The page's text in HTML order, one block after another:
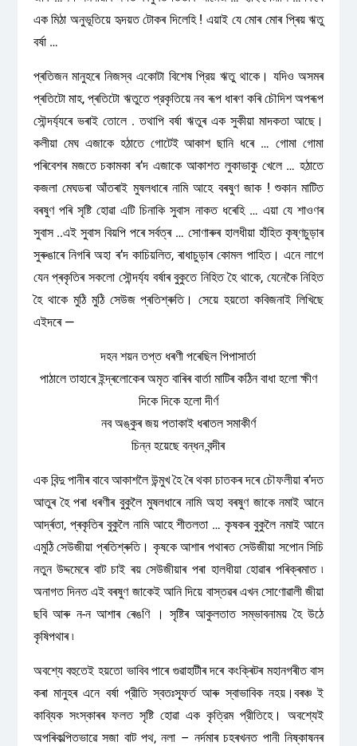
এক মিঠা অনুভূতিয়ে হৃদয়ত টোকৰ দিলেহি ! এয়াই যে মোৰ মোৰ প্ৰিয় ঋতু
বর্ষা …
প্ৰতিজন মানুহৰে নিজস্ব একোটা বিশেষ প্রিয় ঋতু থাকে। যদিও অসমৰ
প্ৰতিটো মাহ, প্ৰতিটো ঋতুতে প্রকৃতিয়ে নব ৰূপ ধাৰণ কৰি চৌদিশ অপৰূপ
সৌন্দৰ্য্যৰে ভৰাই তোলে . তথাপি বর্ষা ঋতুৰ এক সুকীয়া মাদকতা আছে।
কলীয়া মেঘ এজাকে হঠাতে গোটেই আকাশ ছানি ধৰে … গোমা গোমা
পৰিবেশৰ মজতে চকামকা ৰ’দ এজাকে আকাশত লুকাভাকু খেলে … হঠাতে
কজলা মেঘডৰা আঁতৰাই মুষলধাৰে নামি আহে বৰষুণ জাক ! শুকান মাটিত
বৰষুণ পৰি সৃষ্টি হোৱা এটি চিনাকি সুবাস নাকত ধৰেহি … এয়া যে শাওণৰ
সুবাস ..এই সুবাস বিয়পি পৰে সৰ্বত্ৰ … সোণাৰুৰ হালধীয়া হাঁহিত কৃষ্ণচুড়াৰ
সুৰুঙাৰে নিগৰি অহা ৰ’দ কাচিয়লিত, ৰাধাচুড়াৰ কোমল পাহিত। এনে লাগে
যেন প্ৰকৃতিৰ সকলো সৌন্দৰ্য্য বৰ্ষাৰ বুকুতে নিহিত হৈ থাকে, যেনেকৈ নিহিত
হৈ থাকে মুঠি মুঠি সেউজ প্ৰতিশ্ৰুতি। সেয়ে হয়তো কবিজনাই লিখিছে
এইদৰে —
দহন শয়ন তপ্ত ধৰণী পৰেছিল পিপাসার্তা
পাঠালে তাহাৰে ইন্দ্ৰলোকেৰ অমৃত বাৰিৰ বাৰ্তা মাটিৰ কঠিন বাধা হলো ক্ষীণ
দিকে দিকে হলো দীর্ণ
নব অঙ্কুৰ জয় পতাকাই ধৰাতল সমাকীর্ণ
চিন্ন হয়েছে বন্ধন বন্দীৰ
এক বিন্দু পানীৰ বাবে আকাশলৈ উন্মুখ হৈ ৰৈ থকা চাতকৰ দৰে চৌফলীয়া ৰ’দত
আতুৰ হৈ পৰা ধৰণীৰ বুকুলৈ মুষলধাৰে নামি অহা বৰষুণ জাকে নমাই আনে
আৰ্দ্ৰতা, প্ৰকৃতিৰ বুকুলৈ নামি আহে শীতলতা … কৃষকৰ বুকুলৈ নমাই আনে
এমুঠি সেউজীয়া প্ৰতিশ্ৰুতি। কৃষকে আশাৰ পথাৰত সেউজীয়া সপোন সিচি
নতুন উদ্দমেৰে বাট চাই ৰয় সেউজীয়াৰ পৰা হালধীয়া হোৱাৰ পৰিক্ৰমাত ৷
অনাগত দিনত এই বৰষুণ জাকেই আনি দিয়ে বাস্তৱৰ এখন সোণোৱালী জীয়া
ছবি আৰু ন-ন আশাৰ ৰেঙণি । সৃষ্টিৰ আকুলতাত সম্ভাবনাময় হৈ উঠে
কৃষিপথাৰ ৷
অবশ্যে বহুতেই হয়তো ভাবিব পাৰে গুৱাহাটীৰ দৰে কংক্ৰিটৰ মহানগৰীত বাস
কৰা মানুহৰ এনে বর্ষা প্রীতি স্বতঃস্ফূর্ত আৰু স্বাভাবিক নহয়।বৰঞ্চ ই
কাব্যিক সংস্কাৰৰ ফলত সৃষ্টি হোৱা এক কৃত্রিম প্রীতিহে। অবশ্যেই
অপৰিকল্পিতভাৱে সজা বাট পথ, নলা – নৰ্দমাৰ চহৰখনত পানী নিষ্কাষনৰ